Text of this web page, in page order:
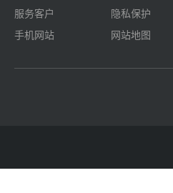
服务客户
手机网站
隐私保护
网站地图